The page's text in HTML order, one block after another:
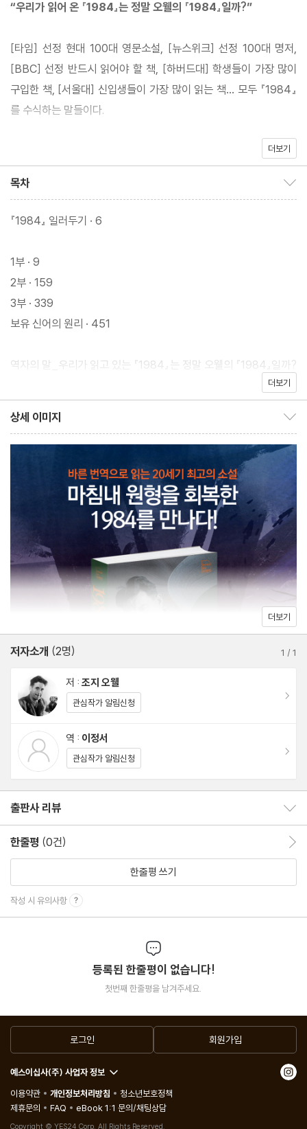
“우리가 읽어 온 『1984』는 정말 오웰의 『1984』일까?”
[타임] 선정 현대 100대 영문소설, [뉴스위크] 선정 100대 명저,
[BBC] 선정 반드시 읽어야 할 책, [하버드대] 학생들이 가장 많이
구입한 책, [서울대] 신입생들이 가장 많이 읽는 책… 모두 『1984』
를 수식하는 말들이다.
조지 오웰의 고전 『1984』가 새로운 번역 개정판으로 독자를 만난
은 기존에 널리 알려진 “전제주의 디스토피아 소설, 파괴적이고 절
망적인 결말”이라는 통념을 넘어, 작품의 진정한 메시지를 되살리는
조지 오웰의 마지막 작품인 『1984』는 전세계 65개 언어로 번역되
어 수천만 부가 팔렸고, 국내에도 여러 판본이 출간되어 있다. 그럼
에도 실제 이 작품을 처음부터 끝까지 제대로 읽은 독자들은 얼마나
9년 출간되었다. 소련 공산주의를 빗댄, ‘전쟁은 평화다, 자유는 예
속이다, 무지는 힘이다’를 3대 강령으로 내세운 당이 지배하는 세계
를 그렸다. ‘빅 브라더’라는 가공인물에 의해 모든 사람들이 감시당
하고 통제된다는 게 주 내용이다. 그런데 우리는 소설의 도입부에 작
유일한 각주로 ‘신어(Newspeak)’에 대해 설명하고 있다.
“신어는 오세아니아의 공식 언어였다. 그 구조와 어원학에 관한 설
명은 보유(補遺, APPENDIX)를 보라.”
아마 누군가는 이 ‘보유’를 관심 갖고 볼 테고, 누군가는 대수롭지 않
게 넘길 수도 있을 테다. 그러나 ‘신어의 원리’라는 제목이 붙은 이
‘보유’를 얼마나 잘 이해하느냐에 따라 사실은 작품을 제대로 읽느
자의적이고 임의적인 의역에 대한 문제의식을 주창해 왔다. 그의 새
로운 번역서인 이번 『1984』 역시 작가의 문체를 고스란히 담아낸
‘직역’을 통해 본래 『1984』의 실체를 여실히 보여주고 있다. 섬세한
번역 위에서 마침내 『1984』는 ‘빅 브라더의 세계 지배를 암울한 결
말로 그린 작품’을 넘어, ‘빅 브라더의 세계를 이겨 낸 이후의 이야
기’임이 드러나게 된 셈이다.
스턴과 그의 연인 줄리아를 통해, 음울한 현실에서도 ‘최후의 인
간’이고자 했던 사람들, 살아남는 것이 목적이 아니라, ‘인간으로 남
는 것’이 목적이었던 연인의 애틋한 마음을 담은 소설로도 깊이 각인
된다.
더보기
목차
『1984』 일러두기 · 6
1부 · 9
2부 · 159
3부 · 339
보유 신어의 원리 · 451
역자의 말_우리가 읽고 있는 『1984』는 정말 오웰의 『1984』일까?
더보기
상세 이미지
더보기
저자소개 (2명) 1 /1
저 : 조지 오웰
관심작가 알림신청
역 : 이정서
관심작가 알림신청
출판사 리뷰
한줄평 (0건)
한줄평 쓰기
작성 시 유의사항
등록된 한줄평이 없습니다!
첫번째 한줄평을 남겨주세요.
로그인 회원가입
예스이십사(주) 사업자 정보
이용약관
개인정보처리방침
청소년보호정책
제휴문의
FAQ eBook 1:1 문의/채팅상담
Copyright © YES24 Corp. All Rights Reserved.